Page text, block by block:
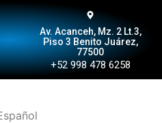
Av. Acanceh, Mz. 2 Lt.3,
Piso 3 Benito Juárez,
77500
+52 998 478 6258